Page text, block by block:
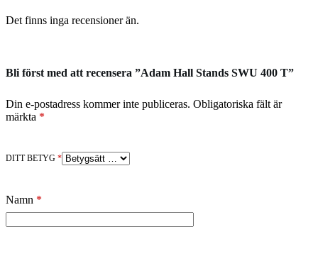
Det finns inga recensioner än.
Bli först med att recensera ”Adam Hall Stands SWU 400 T”
Din e-postadress kommer inte publiceras. Obligatoriska fält är
märkta *
DITT BETYG *
Namn *